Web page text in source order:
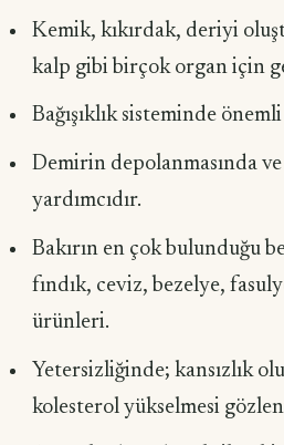
Kemik, kıkırdak, deriyi
kalp gibi birçok organ için
Bağışıklık sisteminde
Demirin depolanmasında ve
yardımcıdır.
Bakırın en çok bulunduğu
fındık, ceviz, bezelye,
ürünleri.
Yetersizliğinde; kansızlık
kolesterol yükselmesi